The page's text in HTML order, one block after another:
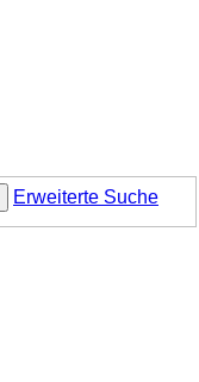
Erweiterte Suche